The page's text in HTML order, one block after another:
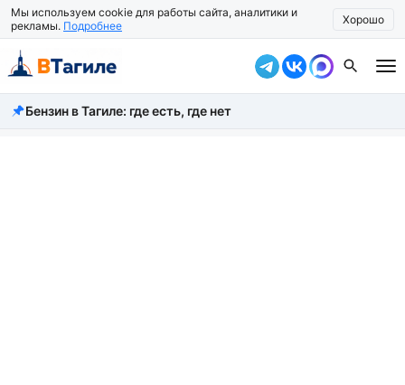
Мы используем cookie для работы сайта, аналитики и
рекламы. Подробнее Хорошо
Все новости
Бензин в Тагиле: где есть, где нет